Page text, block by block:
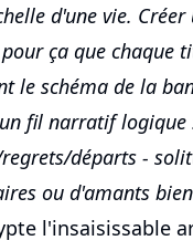
d'une vie.
ça que chaque
le schéma de la
fil narratif
départs -
ou d'amants
l'insaisissable